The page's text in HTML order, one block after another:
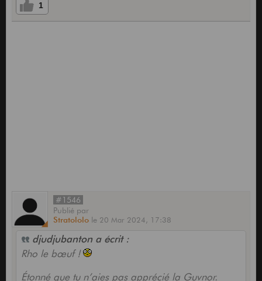
1
#1546
Publié par
Stratololo le 20 Mar 2024, 17:38
djudjubanton a écrit :
Rho le bœuf !
Étonné que tu n’aies pas apprécié la Guvnor.